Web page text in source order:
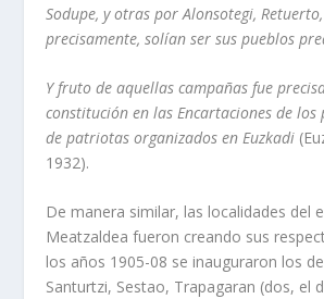
Sodupe, y otras por Alonsotegi,
precisamente, solían ser sus pueblos
Y fruto de aquellas campañas fue
constitución en las Encartaciones de
de patriotas organizados en Euzkadi
1932).
De manera similar, las localidades del
Meatzaldea fueron creando sus
los años 1905-08 se inauguraron los
Santurtzi, Sestao, Trapagaran (dos, el